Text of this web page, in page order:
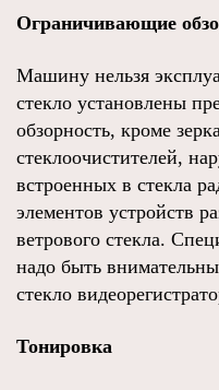
Ограничивающие
Машину нельзя
стекло установлены
обзорность, кроме
стеклоочистителей,
встроенных в стекла
элементов устройств
ветрового стекла.
надо быть
стекло
Тонировка